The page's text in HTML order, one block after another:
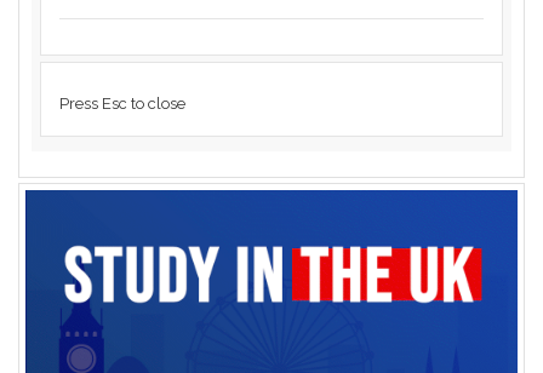
Press Esc to close